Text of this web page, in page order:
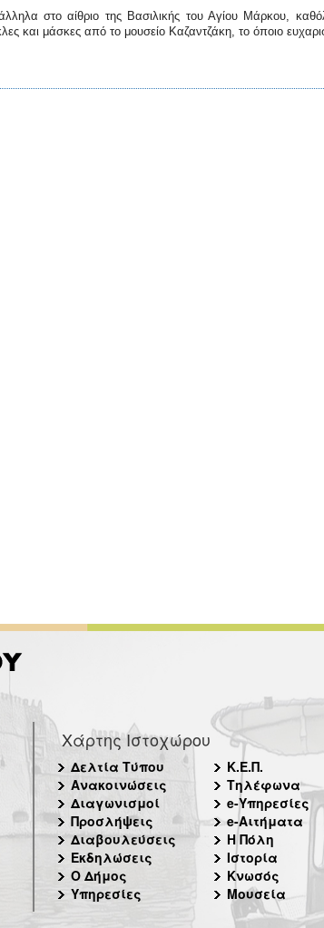
στο αίθριο της Βασιλικής του Αγίου Μάρκου,
και μάσκες από το μουσείο Καζαντζάκη, το όποιο
Χάρτης Ιστοχώρου
Δελτία Τύπου
Ανακοινώσεις
Διαγωνισμοί
Προσλήψεις
Διαβουλεύσεις
Εκδηλώσεις
Ο Δήμος
Υπηρεσίες
Κ.Ε.Π.
Τηλέφωνα
e-Υπηρεσίες
e-Αιτήματα
Η Πόλη
Ιστορία
Κνωσός
Μουσεία